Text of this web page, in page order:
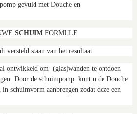
gevuld met Douche en
SCHUIM FORMULE
versteld staan van het resultaat
ontwikkeld om (glas)wanden te ontdoen
Door de schuimpomp kunt u de Douche
schuimvorm aanbrengen zodat deze een